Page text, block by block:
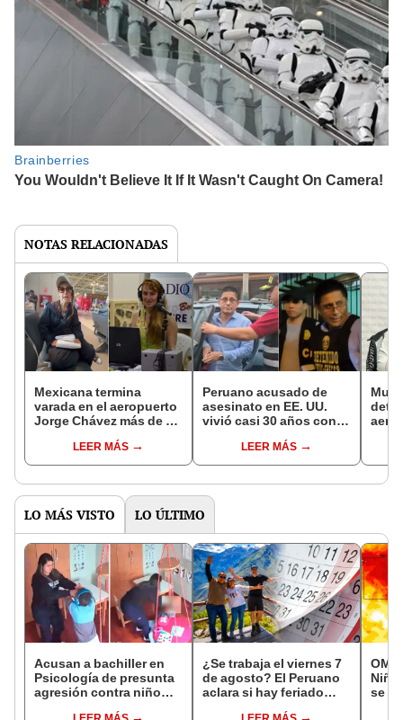
NOTAS RELACIONADAS
Mexicana termina
varada en el aeropuerto
Jorge Chávez más de 30
vuelos, mientras su
padre está grave de
LEER MÁS
Peruano acusado de
asesinato en EE. UU.
vivió casi 30 años con
entregado al FBI
LEER MÁS
París
LO MÁS VISTO LO ÚLTIMO
Acusan a bachiller en
Psicología de presunta
agresión contra niño
¿Se trabaja el viernes 7
de agosto? El Peruano
aclara si hay feriado
Niño
se